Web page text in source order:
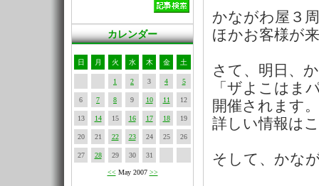
カレンダー
日 月 火 水 木 金 土
1 2 3 4 5
6 7 8 9 10 11 12
13 14 15 16 17 18 19
20 21 22 23 24 25 26
27 28 29 30 31
<< May 2007 >>
かながわ屋３
ほかお客様が
さて、明日、
「ザよこは
開催されます。
詳しい情報は
そして、かな